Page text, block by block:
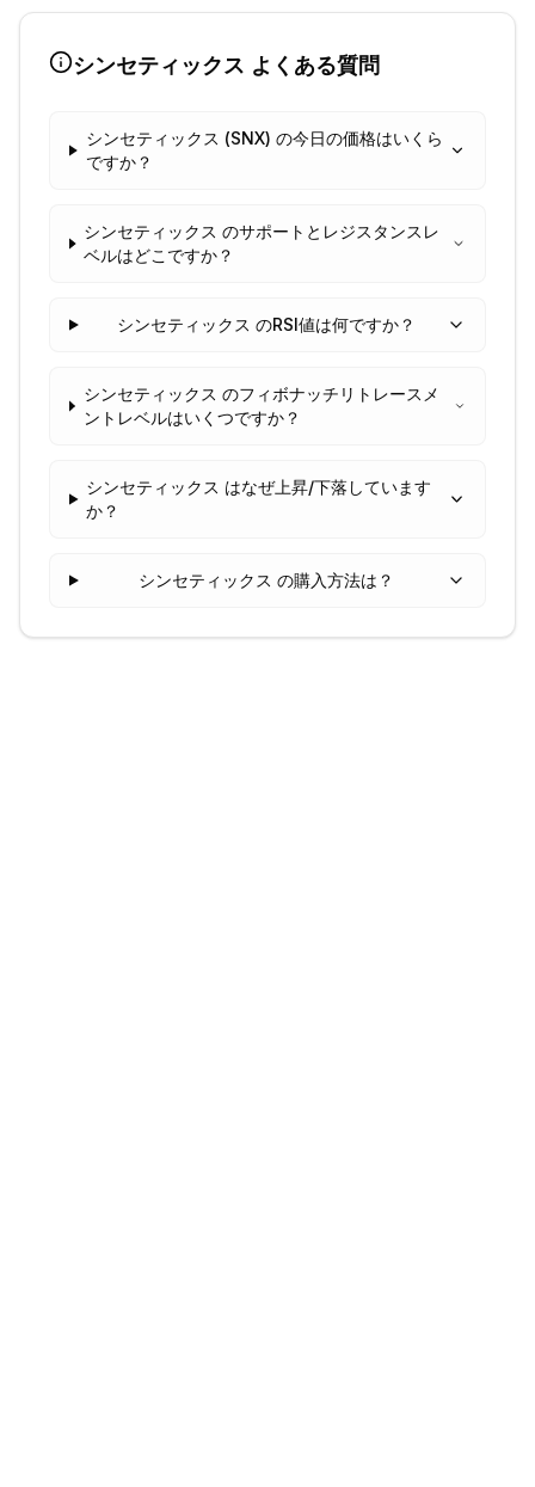
シンセティックス よくある質問
シンセティックス (SNX) の今日の価格はいくら
ですか？
シンセティックス のサポートとレジスタンスレ
ベルはどこですか？
シンセティックス のRSI値は何ですか？
シンセティックス のフィボナッチリトレースメ
ントレベルはいくつですか？
シンセティックス はなぜ上昇/下落しています
か？
シンセティックス の購入方法は？